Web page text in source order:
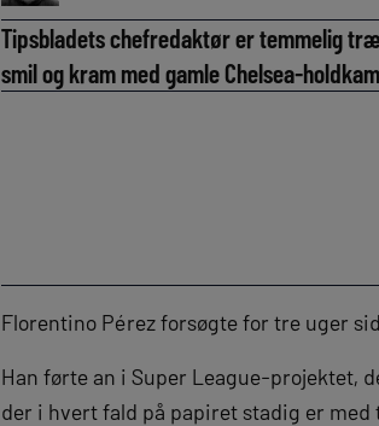
Tipsbladets chefredaktør er temmelig
smil og kram med gamle Chelsea-
Florentino Pérez forsøgte for tre uger
Han førte an i Super League-projektet,
der i hvert fald på papiret stadig er med